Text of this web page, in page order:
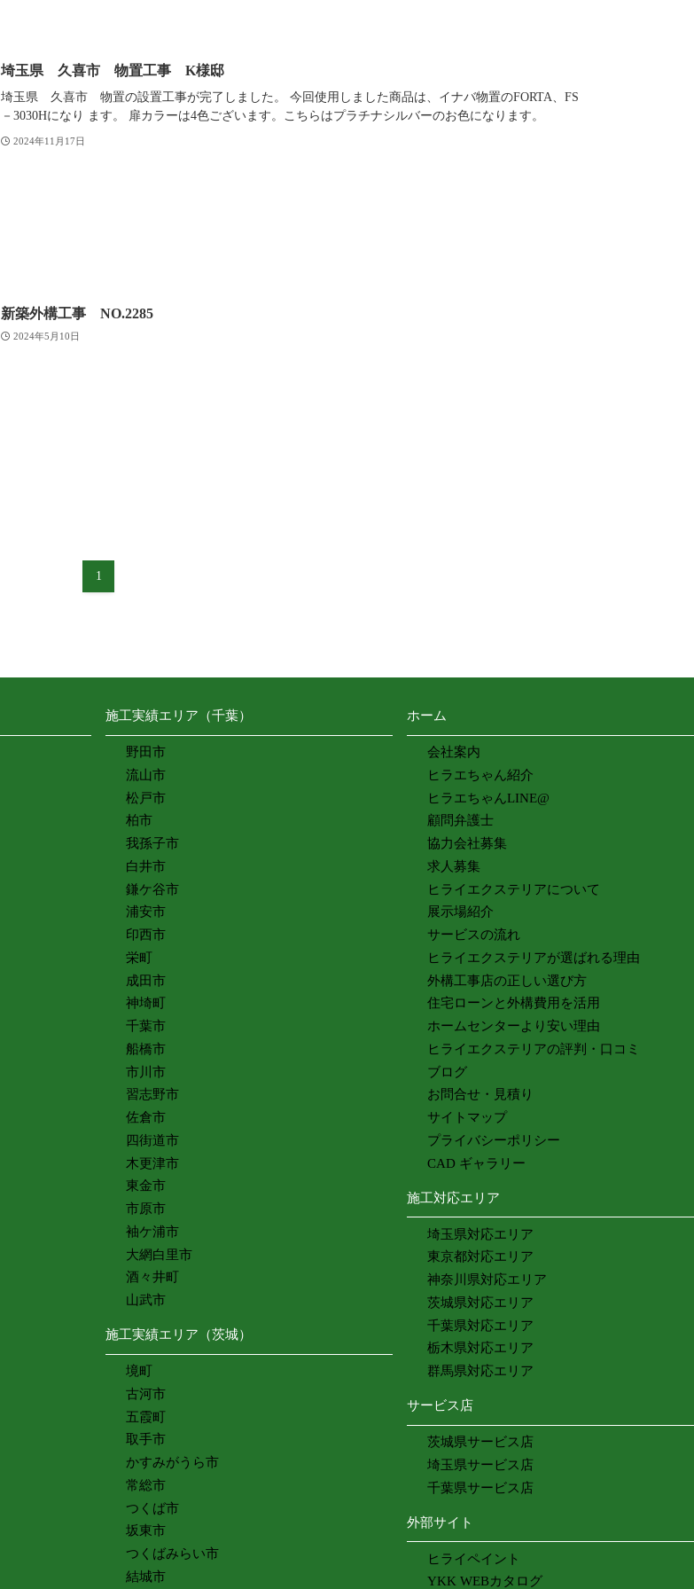
埼玉県 久喜市 物置工事 K様邸
埼玉県 久喜市 物置の設置工事が完了しました。 今回使用しました商品は、イナバ物置のFORTA、FS
－3030Hになり ます。 扉カラーは4色ございます。こちらはプラチナシルバーのお色になります。
2024年11月17日
新築外構工事 NO.2285
2024年5月10日
1
施工実績エリア（千葉）
野田市
流山市
松戸市
柏市
我孫子市
白井市
鎌ケ谷市
浦安市
印西市
栄町
成田市
神埼町
千葉市
船橋市
市川市
習志野市
佐倉市
四街道市
木更津市
東金市
市原市
袖ケ浦市
大網白里市
酒々井町
山武市
施工実績エリア（茨城）
境町
古河市
五霞町
取手市
かすみがうら市
常総市
つくば市
坂東市
つくばみらい市
結城市
ホーム
会社案内
ヒラエちゃん紹介
ヒラエちゃんLINE@
顧問弁護士
協力会社募集
求人募集
ヒライエクステリアについて
展示場紹介
サービスの流れ
ヒライエクステリアが選ばれる理由
外構工事店の正しい選び方
住宅ローンと外構費用を活用
ホームセンターより安い理由
ヒライエクステリアの評判・口コミ
ブログ
お問合せ・見積り
サイトマップ
プライバシーポリシー
CAD ギャラリー
施工対応エリア
埼玉県対応エリア
東京都対応エリア
神奈川県対応エリア
茨城県対応エリア
千葉県対応エリア
栃木県対応エリア
群馬県対応エリア
サービス店
茨城県サービス店
埼玉県サービス店
千葉県サービス店
外部サイト
ヒライペイント
YKK WEBカタログ